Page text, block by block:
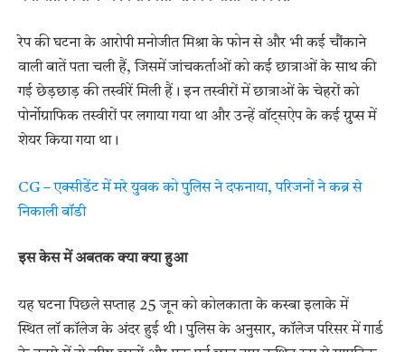
रेप की घटना के आरोपी मनोजीत मिश्रा के फोन से और भी कई चौंकाने
वाली बातें पता चली हैं, जिसमें जांचकर्ताओं को कई छात्राओं के साथ की
गई छेड़छाड़ की तस्वीरें मिली हैं। इन तस्वीरों में छात्राओं के चेहरों को
पोर्नोग्राफिक तस्वीरों पर लगाया गया था और उन्हें वॉट्सऐप के कई ग्रुप्स में
शेयर किया गया था।
CG – एक्सीडेंट में मरे युवक को पुलिस ने दफनाया, परिजनों ने कब्र से
निकाली बॉडी
इस केस में अबतक क्या क्या हुआ
यह घटना पिछले सप्ताह 25 जून को कोलकाता के कस्बा इलाके में
स्थित लॉ कॉलेज के अंदर हुई थी। पुलिस के अनुसार, कॉलेज परिसर में गार्ड